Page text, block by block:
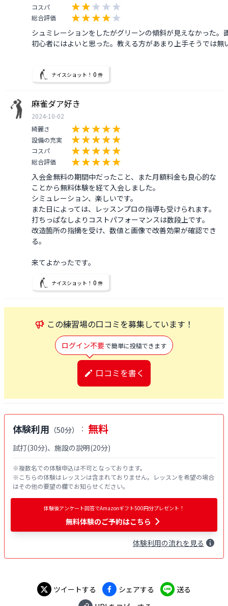
コスパ
総合評価
シュミレーションをしたがグリーンの傾斜が見えなかった。
初心者にはよいと思った。教える方があまり上手そうでは無
ナイスショット！ 0 件
麻雀ダア好き
2024-10-02
綺麗さ
設備の充実
コスパ
総合評価
入会金無料の期間中だったこと、また月額料金も良心的な
ことから無料体験を経て入会しました。
シミュレーション、楽しいです。
また日によっては、レッスンプロの指導も受けられます。
打ちっぱなしよりコストパフォーマンスは数段上です。
改造箇所の指摘を受け、数値と画像で改善効果が確認でき
る。
来てよかったです。
ナイスショット！ 0 件
この練習場の口コミを募集しています！
ログイン不要で簡単に投稿できます
口コミを書く
体験利用 （50分） ： 無料
試打(30分)、施設の説明(20分)
※複数名での体験申込は不可となっております。
※こちらの体験はレッスンは含まれておりません。レッスンを希望の場合
はその他の要望の欄でお知らせください。
体験後アンケート回答でAmazonギフト500円分プレゼント！
無料体験のご予約はこちら
体験利用の流れを見る
ツイートする シェアする
送る